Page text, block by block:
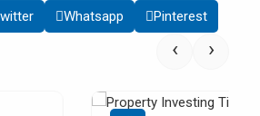
Whatsapp Pinterest
‹ ›